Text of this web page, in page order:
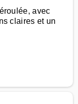
avec
claires et un